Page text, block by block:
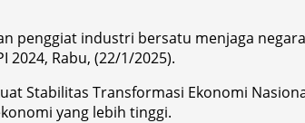
penggiat industri bersatu menjaga
2024, Rabu, (22/1/2025).
Stabilitas Transformasi Ekonomi
yang lebih tinggi.